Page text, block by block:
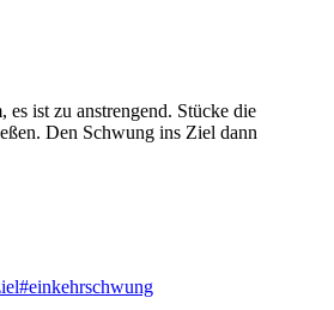
ist zu anstrengend. Stücke die
Den Schwung ins Ziel dann
#einkehrschwung